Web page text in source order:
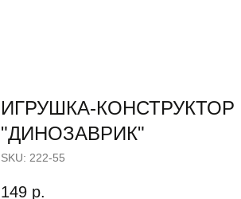
ИГРУШКА-КОНСТРУКТОР
"ДИНОЗАВРИК"
SKU: 222-55
149 р.